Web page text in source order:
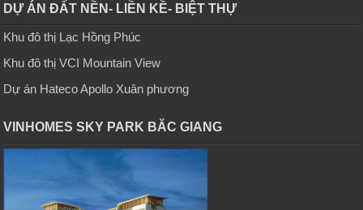
DỰ ÁN ĐẤT NỀN- LIỀN KỀ- BIỆT THỰ
Khu đô thị Lạc Hồng Phúc
Khu đô thị VCI Mountain View
Dự án Hateco Apollo Xuân phương
VINHOMES SKY PARK BĂC GIANG